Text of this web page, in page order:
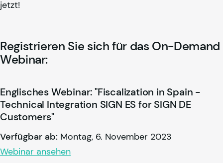
jetzt!
Registrieren Sie sich für das On-Demand
Webinar:
Englisches Webinar: "Fiscalization in Spain -
Technical Integration SIGN ES for SIGN DE
Customers"
Verfügbar ab: Montag, 6. November 2023
Webinar ansehen